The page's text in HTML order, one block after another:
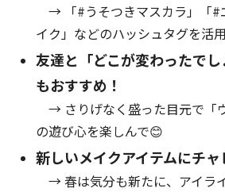
→ 「#うそつきマスカラ」「#
イク」などのハッシュタグを活用
友達と「どこが変わったで
もおすすめ！
→ さりげなく盛った目元で「
の遊び心を楽しんで😊
新しいメイクアイテムにチャ
→ 春は気分も新たに、アイラ